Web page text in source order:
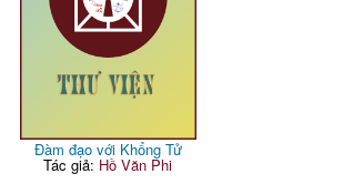
Đàm đạo với Khổng Tử
Tác giả: Hồ Văn Phi